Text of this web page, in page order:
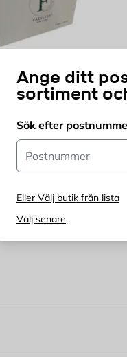
Ange ditt
sortiment
Sök efter
Postnummer
Eller Välj butik från lista
Välj senare